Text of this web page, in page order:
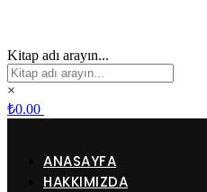
Kitap adı arayın...
×
₺0.00
ANASAYFA
HAKKIMIZDA